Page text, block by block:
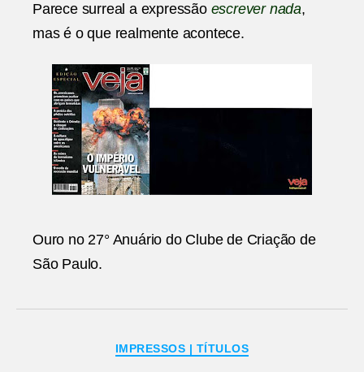
Parece surreal a expressão escrever nada,
mas é o que realmente acontece.
Ouro no 27° Anuário do Clube de Criação de
São Paulo.
Categorias
IMPRESSOS | TÍTULOS